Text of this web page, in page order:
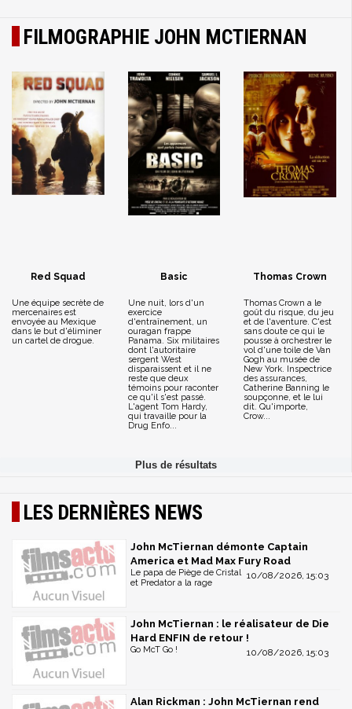
FILMOGRAPHIE JOHN MCTIERNAN
Red Squad
Une équipe secrète de
mercenaires est
envoyée au Mexique
dans le but d'éliminer
un cartel de drogue.
Basic
Une nuit, lors d'un
exercice
d'entraînement, un
ouragan frappe
Panama. Six militaires
dont l'autoritaire
sergent West
disparaissent et il ne
reste que deux
témoins pour raconter
ce qu'il s'est passé.
L'agent Tom Hardy,
qui travaille pour la
Drug Enfo...
Thomas Crown
Thomas Crown a le
goût du risque, du jeu
et de l'aventure. C'est
sans doute ce qui le
pousse à orchestrer le
vol d'une toile de Van
Gogh au musée de
New York. Inspectrice
des assurances,
Catherine Banning le
soupçonne, et le lui
dit. Qu'importe,
Crow...
LES DERNIÈRES NEWS
John McTiernan démonte Captain
America et Mad Max Fury Road
10/08/2026, 15:03
Le papa de Piège de Cristal
et Predator a la rage
John McTiernan : le réalisateur de Die
Hard ENFIN de retour !
10/08/2026, 15:03
Go McT Go !
Alan Rickman : John McTiernan rend